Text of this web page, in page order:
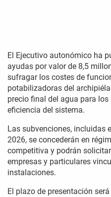
El Ejecutivo autonómico ha
ayudas por valor de 8,5
sufragar los costes de
potabilizadoras del
precio final del agua para
eficiencia del sistema.
Las subvenciones, incluidas
2026, se concederán en
competitiva y podrán
empresas y particulares
instalaciones.
El plazo de presentación